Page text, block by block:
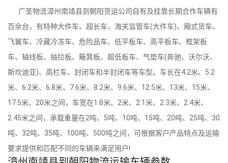
广圣物流漳州南靖县到朝阳货运公司自有及挂靠长期合作车辆有
百余台，有特种大件车、超长车、海关监管车(大件车)、厢式货车、
飞翼车、冷藏冷冻车、危险品车、低平板车、高平板车、框架板
车、轴线板、抽拉板、簸箕板、超低板车、气垫车(奔驰、沃尔沃、
斯坎迪亚)、高栏车、封闭车和半封闭车等车型。车长在4.2米、5.2
米、6.2米、6.8米、7.6米、8.2米、9.6米、12.5米、13米、15米、
17.5米、20米之间，车宽在1.8米、2米、2.1米、2.3米、2.4米、
2.45米之间，承载重量在2吨、5吨、10吨、15吨、20吨、25吨、30
吨、32吨、35吨、100吨、500吨之间，可根据客户产品特点及运输
要求提供和匹配不同的车辆来满足用户!